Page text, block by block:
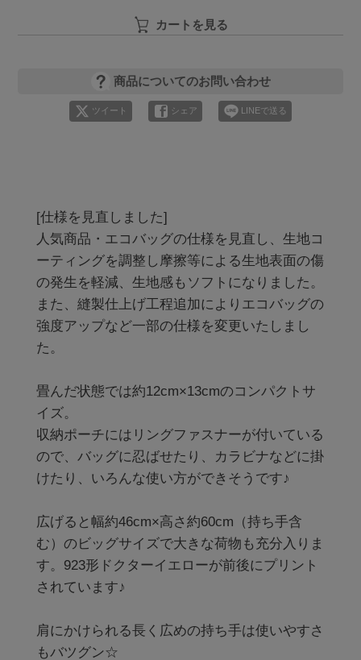
カートを見る
商品についてのお問い合わせ
ツイート シェア LINEで送る
[仕様を見直しました]
人気商品・エコバッグの仕様を見直し、生地コ
ーティングを調整し摩擦等による生地表面の傷
の発生を軽減、生地感もソフトになりました。
また、縫製仕上げ工程追加によりエコバッグの
強度アップなど一部の仕様を変更いたしまし
た。
畳んだ状態では約12cm×13cmのコンパクトサ
イズ。
収納ポーチにはリングファスナーが付いている
ので、バッグに忍ばせたり、カラビナなどに掛
けたり、いろんな使い方ができそうです♪
広げると幅約46cm×高さ約60cm（持ち手含
む）のビッグサイズで大きな荷物も充分入りま
す。923形ドクターイエローが前後にプリント
されています♪
肩にかけられる長く広めの持ち手は使いやすさ
もバツグン☆